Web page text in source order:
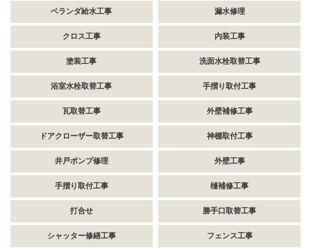
ベランダ給水工事 漏水修理
クロス工事 内装工事
塗装工事 洗面水栓取替工事
浴室水栓取替工事 手摺り取付工事
瓦取替工事 外壁補修工事
ドアクローザー取替工事 神棚取付工事
井戸ポンプ修理 外壁工事
手摺り取付工事 樋補修工事
打合せ 勝手口取替工事
シャッター修繕工事 フェンス工事